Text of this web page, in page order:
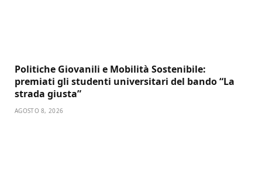
Politiche Giovanili e Mobilità Sostenibile:
premiati gli studenti universitari del bando “La
strada giusta”
AGOSTO 8, 2026